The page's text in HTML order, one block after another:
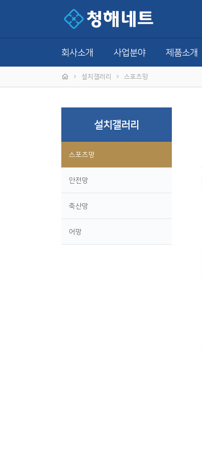
회사소개 사업분야 제품소개
설치갤러리 스포츠망
설치갤러리
스포츠망
안전망
축산망
어망